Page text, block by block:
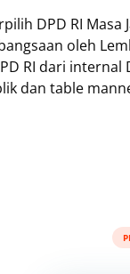
DPD RI
oleh
RI dari
dan table